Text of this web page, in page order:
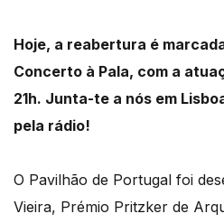
Hoje, a reabertura é
Concerto à Pala, com a
21h. Junta-te a nós em
pela rádio!
O Pavilhão de Portugal foi
Vieira, Prémio Pritzker de